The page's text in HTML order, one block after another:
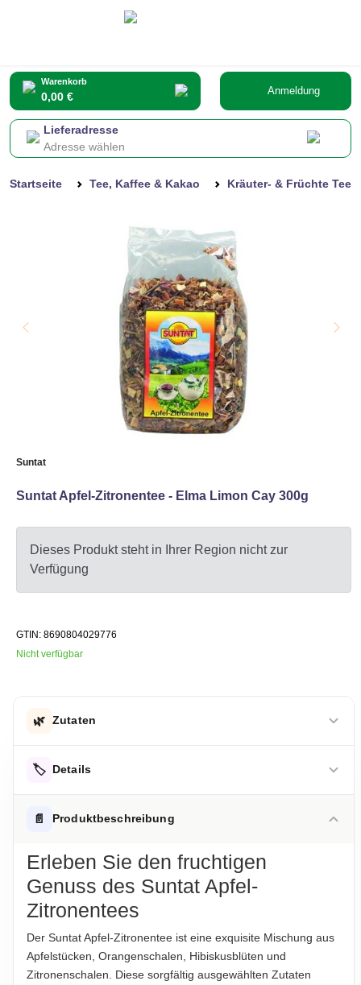
Warenkorb
0,00 € Anmeldung
Lieferadresse
Adresse wählen
Startseite Tee, Kaffee & Kakao Kräuter- & Früchte Tee
Suntat
Suntat Apfel-Zitronentee - Elma Limon Cay 300g
Dieses Produkt steht in Ihrer Region nicht zur
Verfügung
GTIN: 8690804029776
Nicht verfügbar
🌿 Zutaten
Zitronenschalen.
Hinweis zur Haftung: Für die vorstehenden Angaben wird keine Haftung
🏷️ Details
AUFBEWAHRUNGSHINWEIS
HERKUNFTSLAND
Türkei
HINWEIS
Für die vorstehenden Angaben wird keine Haftung
übernommen. Bitte prüfen Sie im Einzelfall die Angaben auf
der jeweiligen Produktverpackung, nur diese sind verbindlich.
📄 Produktbeschreibung
Erleben Sie den fruchtigen
Genuss des Suntat Apfel-
Zitronentees
Der Suntat Apfel-Zitronentee ist eine exquisite Mischung aus
Apfelstücken, Orangenschalen, Hibiskusblüten und
Zitronenschalen. Diese sorgfältig ausgewählten Zutaten